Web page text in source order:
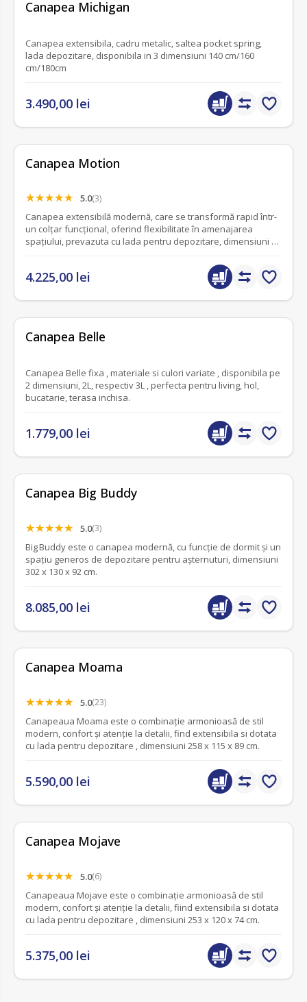
Canapea Michigan
Canapea extensibila, cadru metalic, saltea pocket spring,
lada depozitare, disponibila in 3 dimensiuni 140 cm/160
cm/180cm
3.490,00 lei
Canapea Motion
5.0(3)
Canapea extensibilă modernă, care se transformă rapid într-
un colțar funcțional, oferind flexibilitate în amenajarea
spațiului, prevazuta cu lada pentru depozitare, dimensiuni L
4.225,00 lei
Canapea Belle
Canapea Belle fixa , materiale si culori variate , disponibila pe
2 dimensiuni, 2L, respectiv 3L , perfecta pentru living, hol,
bucatarie, terasa inchisa.
1.779,00 lei
Canapea Big Buddy
5.0(3)
Big Buddy este o canapea modernă, cu funcție de dormit și un
spațiu generos de depozitare pentru așternuturi, dimensiuni
302 x 130 x 92 cm.
8.085,00 lei
Canapea Moama
5.0(23)
Canapeaua Moama este o combinație armonioasă de stil
modern, confort și atenție la detalii, find extensibila si dotata
cu lada pentru depozitare , dimensiuni 258 x 115 x 89 cm.
5.590,00 lei
Canapea Mojave
5.0(6)
Canapeaua Mojave este o combinație armonioasă de stil
modern, confort și atenție la detalii, fiind extensibila si dotata
cu lada pentru depozitare , dimensiuni 253 x 120 x 74 cm.
5.375,00 lei